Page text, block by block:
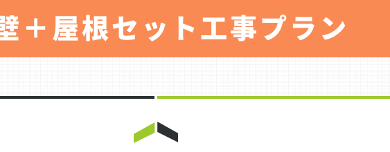
＋屋根セット工事プラン